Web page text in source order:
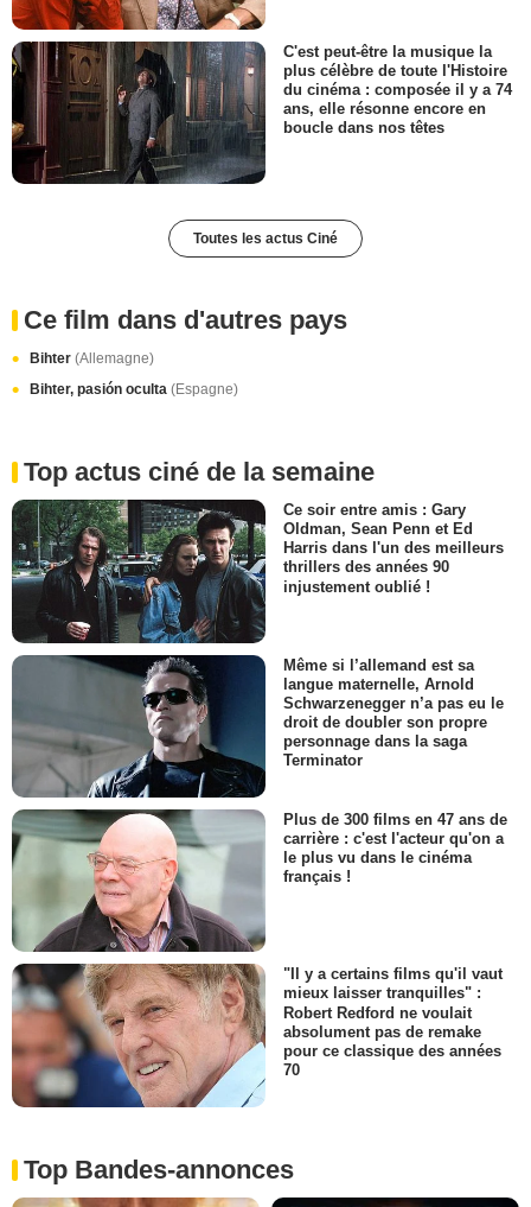
C'est peut-être la musique la
plus célèbre de toute l'Histoire
du cinéma : composée il y a 74
ans, elle résonne encore en
boucle dans nos têtes
Toutes les actus Ciné
Ce film dans d'autres pays
Bihter (Allemagne)
Bihter, pasión oculta (Espagne)
Top actus ciné de la semaine
Ce soir entre amis : Gary
Oldman, Sean Penn et Ed
Harris dans l'un des meilleurs
thrillers des années 90
injustement oublié !
Même si l’allemand est sa
langue maternelle, Arnold
Schwarzenegger n’a pas eu le
droit de doubler son propre
personnage dans la saga
Terminator
Plus de 300 films en 47 ans de
carrière : c'est l'acteur qu'on a
le plus vu dans le cinéma
français !
"Il y a certains films qu'il vaut
mieux laisser tranquilles" :
Robert Redford ne voulait
absolument pas de remake
pour ce classique des années
70
Top Bandes-annonces